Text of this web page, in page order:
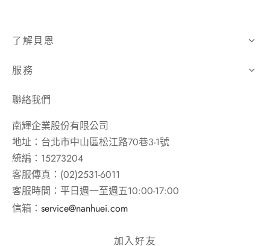
了解貝恩
服務
聯絡我們
南輝企業股份有限公司
地址：台北市中山區松江路70巷3-1號
統編：15273204
客服傳真：(02)2531-6011
客服時間：平日週一至週五10:00-17:00
信箱： service@nanhuei.com
加入好友